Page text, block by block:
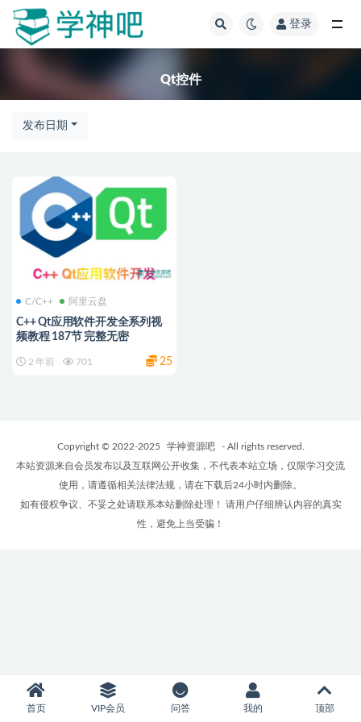
登录
Qt控件
发布日期
C/C++ 阿里云盘
C++ Qt应用软件开发全系列视
频教程 187节 完整无密
2 年前 701 25
Copyright © 2022-2025 学神资源吧
- All rights reserved.
本站资源来自会员发布以及互联网公开收集，不代表本站立场，仅限学习交流
使用，请遵循相关法律法规，请在下载后24小时内删除。
如有侵权争议、不妥之处请联系本站删除处理！ 请用户仔细辨认内容的真实
性，避免上当受骗！
首页 VIP会员 问答 我的 顶部